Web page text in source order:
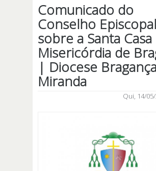
Comunicado do
Conselho Episcopal
sobre a Santa Casa
Misericórdia de
| Diocese
Miranda
Qui, 14/